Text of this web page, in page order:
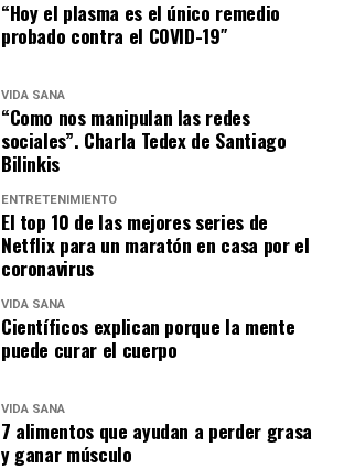
“Hoy el plasma es el único remedio
probado contra el COVID-19″
VIDA SANA
“Como nos manipulan las redes
sociales”. Charla Tedex de Santiago
Bilinkis
ENTRETENIMIENTO
El top 10 de las mejores series de
Netflix para un maratón en casa por el
coronavirus
VIDA SANA
Científicos explican porque la mente
puede curar el cuerpo
VIDA SANA
7 alimentos que ayudan a perder grasa
y ganar músculo